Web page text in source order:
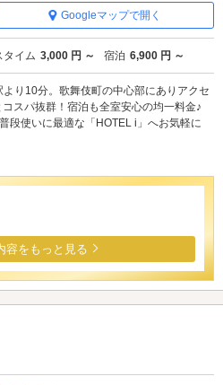
Googleマップで開く
タイム 3,000 円 ～ 宿泊 6,900 円 ～
り10分。歌舞伎町の中心部にありアクセ
スパ抜群！宿泊も全室安心の均一料金♪
段使いに最適な「HOTEL i」へお気軽に
容をもっと見る